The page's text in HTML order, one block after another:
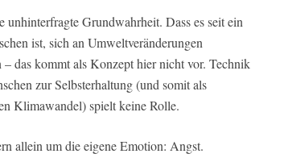
unhinterfragte Grundwahrheit. Dass es seit ein
ist, sich an Umweltveränderungen
– das kommt als Konzept hier nicht vor. Technik
zur Selbsterhaltung (und somit als
Klimawandel) spielt keine Rolle.
allein um die eigene Emotion: Angst.